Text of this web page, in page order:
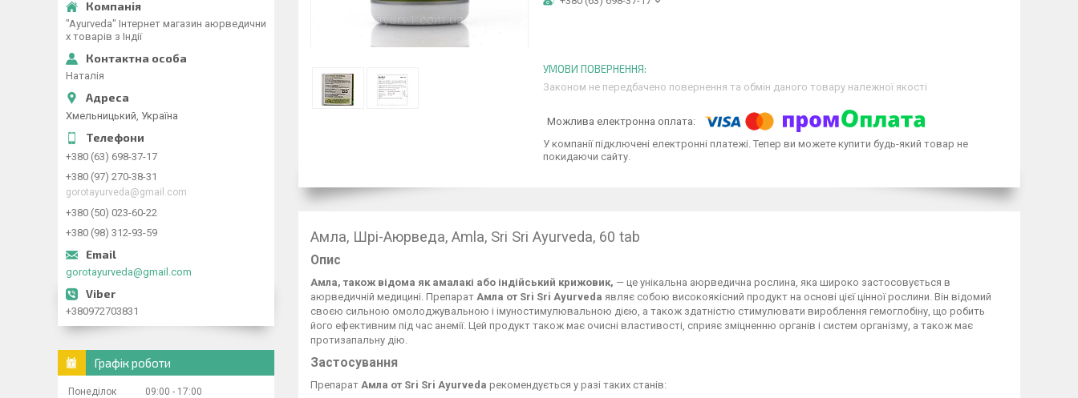
Законом не передбачено повернення та обмін даного товару належної якості
У компанії підключені електронні платежі. Тепер ви можете купити будь-який товар не
покидаючи сайту.
Амла, Шрі-Аюрведа, Amla, Sri Sri Ayurveda, 60 tab
Опис
Амла, також відома як амалакі або індійський крижовик, — це унікальна аюрведична рослина, яка широко застосовується в
аюрведичній медицині. Препарат Амла от Sri Sri Ayurveda являє собою високоякісний продукт на основі цієї цінної рослини. Він відомий
своєю сильною омолоджувальною і імуностимулювальною дією, а також здатністю стимулювати вироблення гемоглобіну, що робить
його ефективним під час анемії. Цей продукт також має очисні властивості, сприяє зміцненню органів і систем організму, а також має
протизапальну дію.
Застосування
Препарат Амла от Sri Sri Ayurveda рекомендується у разі таких станів:
"Ayurveda" Інтернет магазин аюрведични
х товарів з Індії
Наталія
Хмельницький, Україна
+380 (63) 698-37-17
+380 (97) 270-38-31
gorotayurveda@gmail.com
+380 (50) 023-60-22
+380 (98) 312-93-59
gorotayurveda@gmail.com
+380972703831
Графік роботи
Понеділок 09:00
17:00